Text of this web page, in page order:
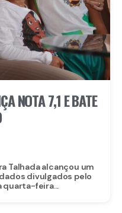
NOTA 7,1 E BATE
Talhada alcançou um
divulgados pelo
quarta-feira...